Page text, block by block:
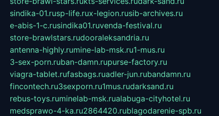
sindika-01.rusp-life.rux-legion.rusib-archives.ru
e-abis-1-c.rusindika01.ruvenda-festival.ru
store-brawlstars.rudooraleksandria.ru
antenna-highly.rumine-lab-msk.ru1-mus.ru
3-sex-porn.ruban-damn.rupurse-factory.ru
viagra-tablet.rufasbags.ruadler-jun.rubandamn.ru
fincontech.ru3sexporn.ru1mus.rudarksand.ru
rebus-toys.ruminelab-msk.rualabuga-cityhotel.ru
medsprawo-4-ka.ru2864420.rublagodarenie-spb.ru